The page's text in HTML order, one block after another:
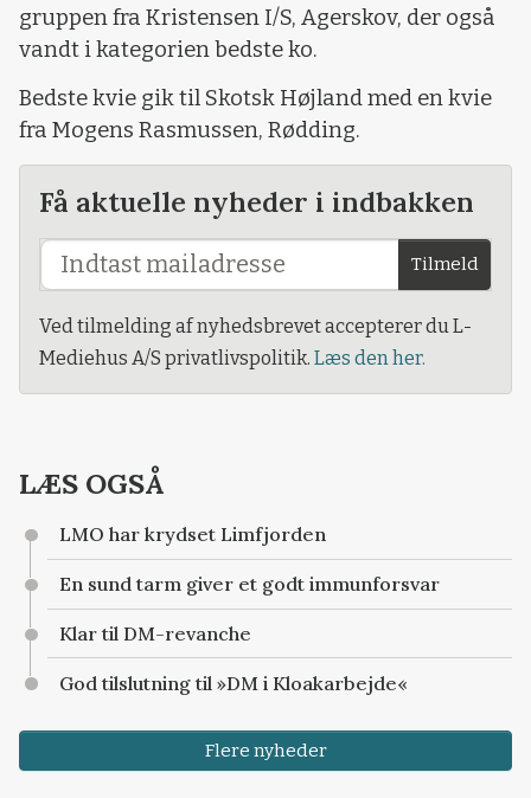
gruppen fra Kristensen I/S, Agerskov, der også
vandt i kategorien bedste ko.
Bedste kvie gik til Skotsk Højland med en kvie
fra Mogens Rasmussen, Rødding.
Få aktuelle nyheder i indbakken
Tilmeld
Ved tilmelding af nyhedsbrevet accepterer du L-
Mediehus A/S privatlivspolitik. Læs den her.
LÆS OGSÅ
LMO har krydset Limfjorden
En sund tarm giver et godt immunforsvar
Klar til DM-revanche
God tilslutning til »DM i Kloakarbejde«
Flere nyheder